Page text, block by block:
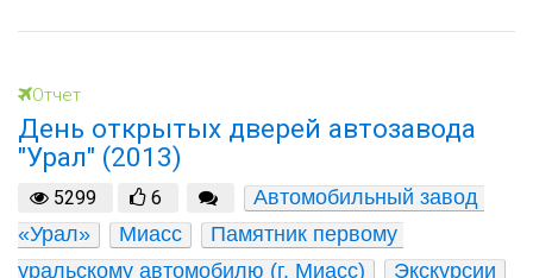
Отчет
День открытых дверей автозавода
"Урал" (2013)
5299 6
Автомобильный завод
«Урал»
Миасс
Памятник первому
уральскому автомобилю (г. Миасс)
Экскурсии